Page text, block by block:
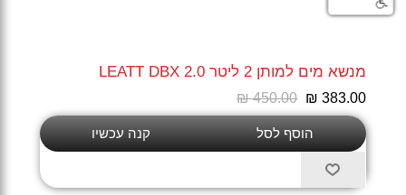
מנשא מים למותן 2 ליטר LEATT DBX 2.0
₪ 450.00 ₪ 383.00